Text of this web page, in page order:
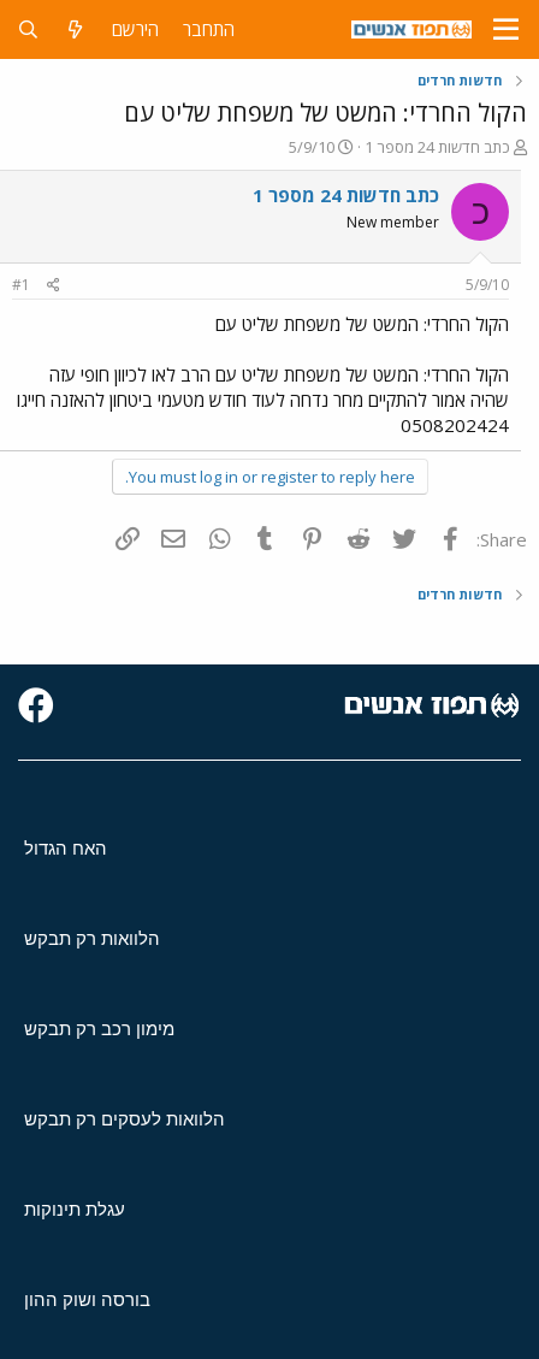
התחבר הירשם
חדשות חרדים
הקול החרדי: המשט של משפחת שליט עם
פ
ו
ת
ח
ה
ו
ש
א
כתב חדשות 24 מספר 1
פ
ו
ר
ר
5/9/10
כ כתב חדשות 24 מספר 1
New member
5/9/10
#1
הקול החרדי: המשט של משפחת שליט עם
הקול החרדי: המשט של משפחת שליט עם הרב לאו לכיוון חופי עזה
שהיה אמור להתקיים מחר נדחה לעוד חודש מטעמי ביטחון להאזנה חייגו
0508202424
You must log in or register to reply here.
Share: פייסבוק Twitter
Reddit
Pinterest
Tumblr
WhatsAppדואר אלקטרוני
חדשות חרדים
האח הגדול
הלוואות רק תבקש
מימון רכב רק תבקש
הלוואות לעסקים רק תבקש
עגלת תינוקות
בורסה ושוק ההון